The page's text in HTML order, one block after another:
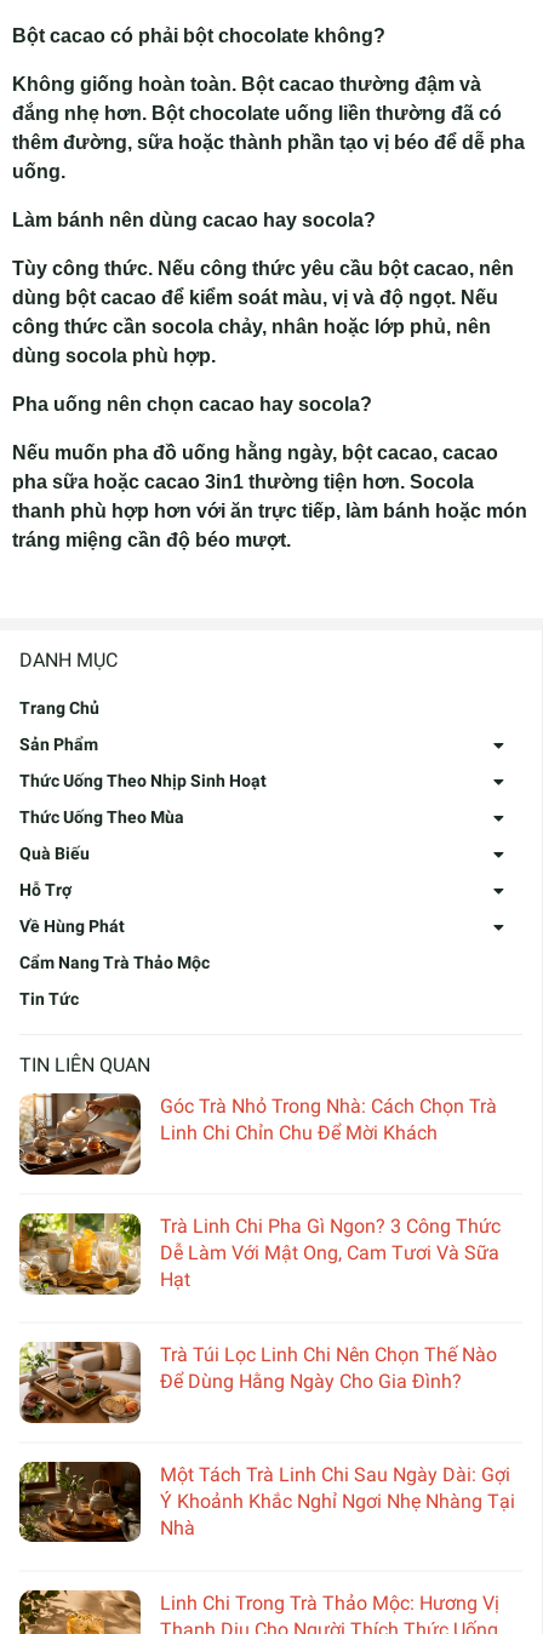
DANH MỤC
Trang Chủ
Sản Phẩm
Thức Uống Theo Nhịp Sinh Hoạt
Thức Uống Theo Mùa
Quà Biếu
Hỗ Trợ
Về Hùng Phát
Cẩm Nang Trà Thảo Mộc
Tin Tức
TIN LIÊN QUAN
Góc Trà Nhỏ Trong Nhà: Cách Chọn Trà
Linh Chi Chỉn Chu Để Mời Khách
Trà Linh Chi Pha Gì Ngon? 3 Công Thức
Dễ Làm Với Mật Ong, Cam Tươi Và Sữa
Hạt
Trà Túi Lọc Linh Chi Nên Chọn Thế Nào
Để Dùng Hằng Ngày Cho Gia Đình?
Một Tách Trà Linh Chi Sau Ngày Dài: Gợi
Ý Khoảnh Khắc Nghỉ Ngơi Nhẹ Nhàng Tại
Nhà
Linh Chi Trong Trà Thảo Mộc: Hương Vị
Thanh Dịu Cho Người Thích Thức Uống
Bột cacao có phải bột chocolate không?
Không giống hoàn toàn. Bột cacao thường đậm và
đắng nhẹ hơn. Bột chocolate uống liền thường đã có
thêm đường, sữa hoặc thành phần tạo vị béo để dễ pha
uống.
Làm bánh nên dùng cacao hay socola?
Tùy công thức. Nếu công thức yêu cầu bột cacao, nên
dùng bột cacao để kiểm soát màu, vị và độ ngọt. Nếu
công thức cần socola chảy, nhân hoặc lớp phủ, nên
dùng socola phù hợp.
Pha uống nên chọn cacao hay socola?
Nếu muốn pha đồ uống hằng ngày, bột cacao, cacao
pha sữa hoặc cacao 3in1 thường tiện hơn. Socola
thanh phù hợp hơn với ăn trực tiếp, làm bánh hoặc món
tráng miệng cần độ béo mượt.